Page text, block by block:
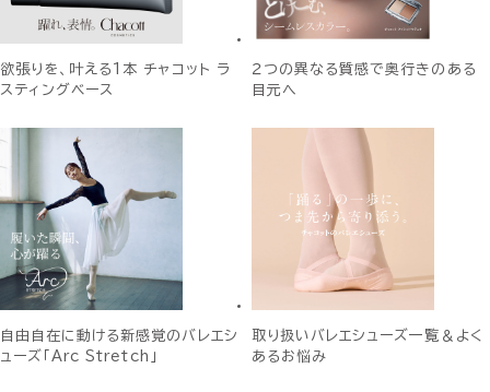
欲張りを、叶える1本 チャコット ラ
スティングベース
２つの異なる質感で奥行きのある
目元へ
自由自在に動ける新感覚のバレエシ
ューズ「Arc Stretch」
取り扱いバレエシューズ一覧＆よく
あるお悩み